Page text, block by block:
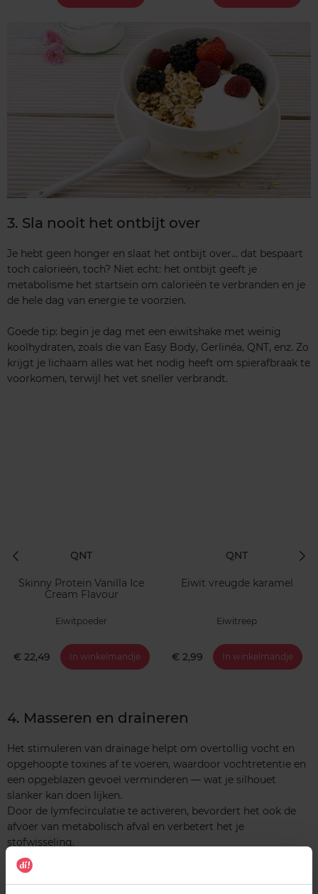
3. Sla nooit het ontbijt over
Je hebt geen honger en slaat het ontbijt over… dat bespaart
toch calorieën, toch? Niet echt: het ontbijt geeft je
metabolisme het startsein om calorieën te verbranden en je
de hele dag van energie te voorzien.
Goede tip: begin je dag met een eiwitshake met weinig
koolhydraten, zoals die van Easy Body, Gerlinéa, QNT, enz. Zo
krijgt je lichaam alles wat het nodig heeft om spierafbraak te
voorkomen, terwijl het vet sneller verbrandt.
QNT
Skinny Protein Vanilla Ice
Cream Flavour
Eiwitpoeder
€ 22,49 In winkelmandje
QNT
Eiwit vreugde karamel
Eiwitreep
€ 2,99 In winkelmandje
4. Masseren en draineren
Het stimuleren van drainage helpt om overtollig vocht en
opgehoopte toxines af te voeren, waardoor vochtretentie en
een opgeblazen gevoel verminderen — wat je silhouet
slanker kan doen lijken.
Door de lymfecirculatie te activeren, bevordert het ook de
afvoer van metabolisch afval en verbetert het je
stofwisseling.
Hoewel het niet rechtstreeks vet verbrandt, kan drainage je